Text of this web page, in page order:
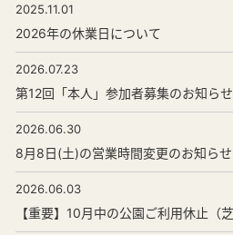
2025.11.01
2026年の休業日について
2026.07.23
第12回「本人」参加者募集のお知らせ
2026.06.30
8月8日(土)の営業時間変更のお知らせ
2026.06.03
【重要】10月中の公園ご利用休止（